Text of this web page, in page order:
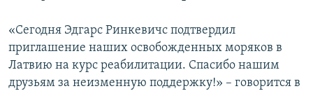
«Сегодня Эдгарс Ринкевичс подтвердил
приглашение наших освобожденных моряков в
Латвию на курс реабилитации. Спасибо нашим
друзьям за неизменную поддержку!» – говорится в